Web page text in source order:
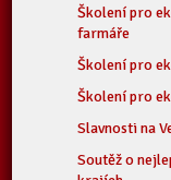
Školení pro
farmáře
Školení pro
Školení pro
Slavnosti na
Soutěž o